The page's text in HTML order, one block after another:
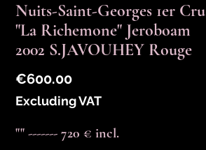
Nuits-Saint-Georges 1er Cru
"La Richemone" Jeroboam
2002 S.JAVOUHEY Rouge
€600.00Price
Excluding VAT
"" ------- 720 € incl.